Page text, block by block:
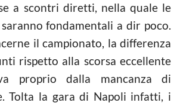
a scontri diretti, nella quale le
fondamentali a dir poco.
il campionato, la differenza
rispetto alla scorsa eccellente
proprio dalla mancanza di
Tolta la gara di Napoli infatti, i